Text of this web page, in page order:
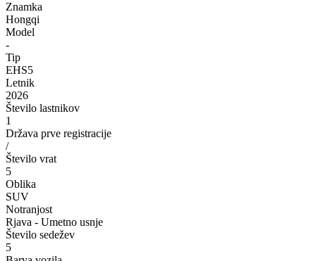
Znamka
Hongqi
Model
-
Tip
EHS5
Letnik
2026
Število lastnikov
1
Država prve registracije
/
Število vrat
5
Oblika
SUV
Notranjost
Rjava - Umetno usnje
Število sedežev
5